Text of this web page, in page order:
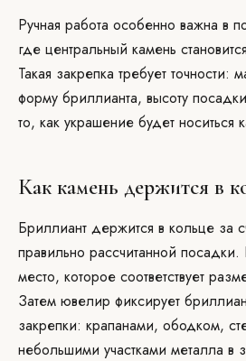
Ручная работа особенно важна в
где центральный камень
Такая закрепка требует точности:
форму бриллианта, высоту
то, как украшение будет
Как камень держится в
Бриллиант держится в кольце за
правильно рассчитанной
место, которое соответствует
Затем ювелир фиксирует
закрепки: крапанами, ободком,
небольшими участками металла в